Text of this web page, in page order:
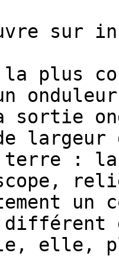
sur
plus
sortie
: la
elle,